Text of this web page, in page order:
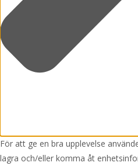
För att ge en bra upplevelse
lagra och/eller komma åt